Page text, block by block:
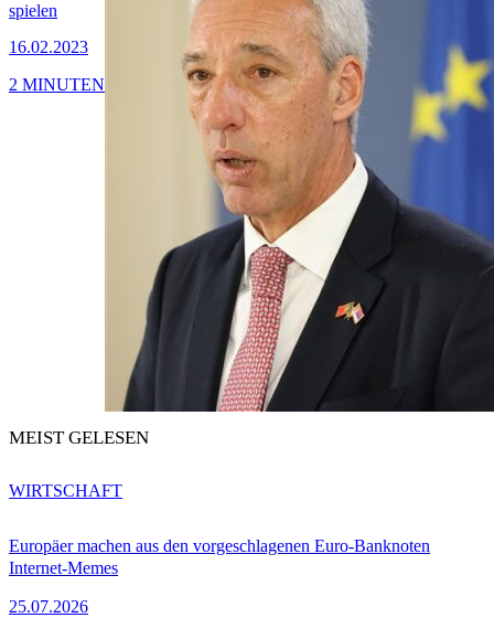
spielen
16.02.2023
2 MINUTEN
MEIST GELESEN
Europäer machen aus den vorgeschlagenen Euro-Banknoten
Internet-Memes
25.07.2026
WIRTSCHAFT